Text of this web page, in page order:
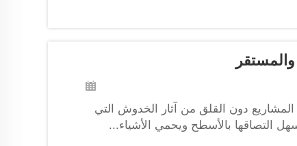
المشاريع دون القلق من آثار الخدوش التي
التصاقها بالأسطح ويحمي الأشياء...